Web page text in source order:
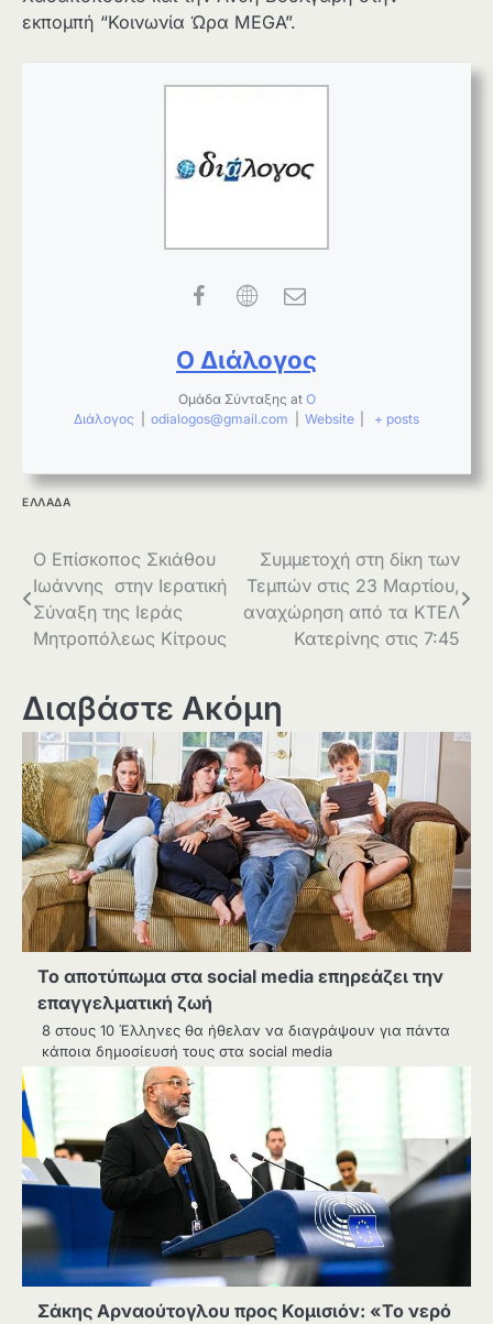
εκπομπή “Κοινωνία Ώρα MEGA”.
Ο Διάλογος
Ομάδα Σύνταξης at Ο
Διάλογος
odialogos@gmail.com Website + posts
ΕΛΛΑΔΑ
Πλοήγηση
άρθρων
Ο Επίσκοπος Σκιάθου
Ιωάννης στην Ιερατική
Σύναξη της Ιεράς
Μητροπόλεως Κίτρους
Συμμετοχή στη δίκη των
Τεμπών στις 23 Μαρτίου,
αναχώρηση από τα ΚΤΕΛ
Κατερίνης στις 7:45
Διαβάστε Ακόμη
Το αποτύπωμα στα social media επηρεάζει την
επαγγελματική ζωή
8 στους 10 Έλληνες θα ήθελαν να διαγράψουν για πάντα
κάποια δημοσίευσή τους στα social media
Σάκης Αρναούτογλου προς Κομισιόν: «Το νερό